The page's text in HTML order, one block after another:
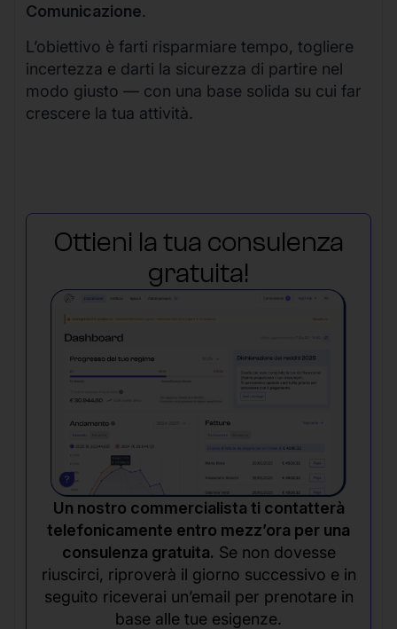
Comunicazione.
L’obiettivo è farti risparmiare tempo, togliere
incertezza e darti la sicurezza di partire nel
modo giusto — con una base solida su cui far
crescere la tua attività.
Ottieni la tua consulenza
gratuita!
Un nostro commercialista ti contatterà
telefonicamente entro mezz’ora per una
consulenza gratuita. Se non dovesse
riuscirci, riproverà il giorno successivo e in
seguito riceverai un’email per prenotare in
base alle tue esigenze.